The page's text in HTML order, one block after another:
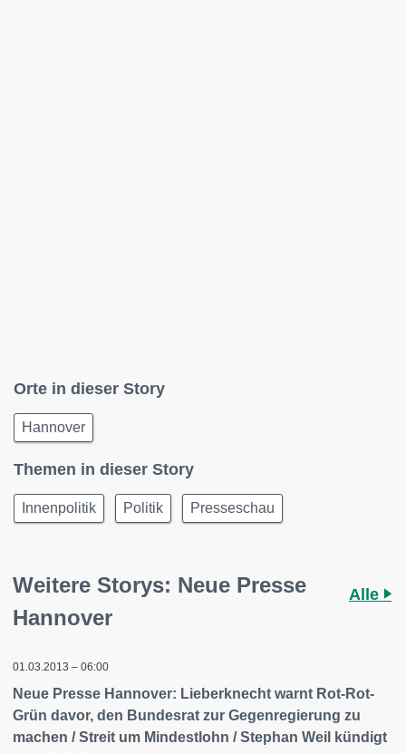
Orte in dieser Story
Hannover
Themen in dieser Story
Innenpolitik Politik Presseschau
Weitere Storys: Neue Presse
Hannover
Alle
01.03.2013 – 06:00
Neue Presse Hannover: Lieberknecht warnt Rot-Rot-
Grün davor, den Bundesrat zur Gegenregierung zu
machen / Streit um Mindestlohn / Stephan Weil kündigt